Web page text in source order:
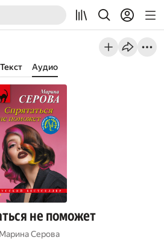
Текст Аудио
не поможет
Марина Серова